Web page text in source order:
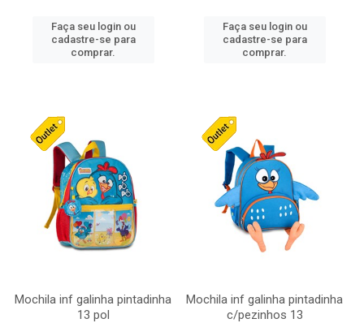
Faça seu login ou
cadastre-se para
comprar.
Faça seu login ou
cadastre-se para
comprar.
Mochila inf galinha pintadinha
13 pol
Mochila inf galinha pintadinha
c/pezinhos 13